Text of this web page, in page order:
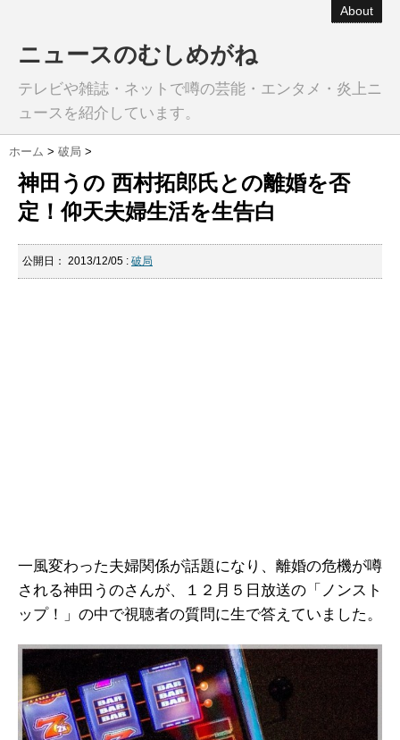
About
ニュースのむしめがね
テレビや雑誌・ネットで噂の芸能・エンタメ・炎上ニ
ュースを紹介しています。
ホーム > 破局 >
神田うの 西村拓郎氏との離婚を否
定！仰天夫婦生活を生告白
公開日： 2013/12/05 : 破局
一風変わった夫婦関係が話題になり、離婚の危機が噂
される神田うのさんが、１２月５日放送の「ノンスト
ップ！」の中で視聴者の質問に生で答えていました。